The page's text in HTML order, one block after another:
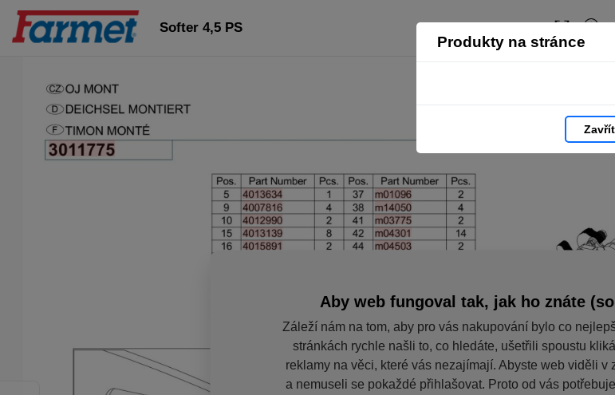
Produkty na stránce
Zavřít
Softer 4,5 PS
Aby web fungoval tak, jak ho znáte
Záleží nám na tom, aby pro vás nakupování bylo co
stránkách rychle našli to, co hledáte, ušetřili spoustu
reklamy na věci, které vás nezajímají. Abyste web viděli v
a nemuseli se pokaždé přihlašovat. Proto od vás